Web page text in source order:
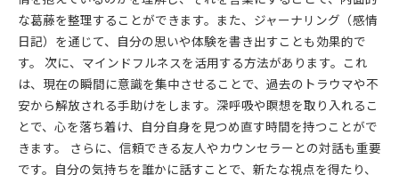
な葛藤を整理することができます。また、ジャーナリング（感情
日記）を通じて、自分の思いや体験を書き出すことも効果的で
す。 次に、マインドフルネスを活用する方法があります。これ
は、現在の瞬間に意識を集中させることで、過去のトラウマや不
安から解放される手助けをします。深呼吸や瞑想を取り入れるこ
とで、心を落ち着け、自分自身を見つめ直す時間を持つことがで
きます。 さらに、信頼できる友人やカウンセラーとの対話も重要
です。自分の気持ちを誰かに話すことで、新たな視点を得たり、